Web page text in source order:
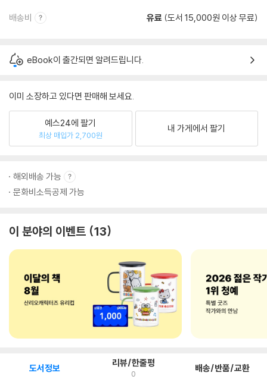
배송비 유료 (도서 15,000원 이상 무료)
eBook이 출간되면 알려드립니다.
이미 소장하고 있다면 판매해 보세요.
예스24에 팔기
최상 매입가 2,700원
내 가게에서 팔기
해외배송 가능
문화비소득공제 가능
이 분야의 이벤트 13
도서정보 리뷰/한줄평
0 배송/반품/교환